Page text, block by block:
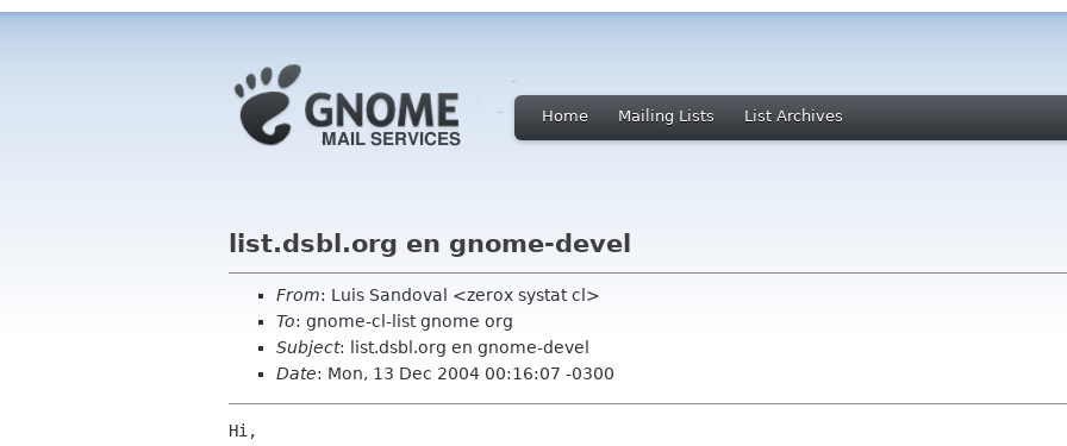
Home Mailing Lists List Archives
list.dsbl.org en gnome-devel
From: Luis Sandoval <zerox systat cl>
To: gnome-cl-list gnome org
Subject: list.dsbl.org en gnome-devel
Date: Mon, 13 Dec 2004 00:16:07 -0300
Hi,